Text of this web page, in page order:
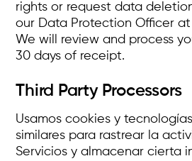
rights or request data
our Data Protection Officer at
We will review and process
30 days of receipt.
Third Party Processors
Usamos cookies y
similares para rastrear la
Servicios y almacenar cierta